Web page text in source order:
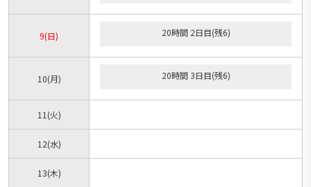
9(日) 20時間 2日目(残6)
10(月) 20時間 3日目(残6)
11(火)
12(水)
13(木)